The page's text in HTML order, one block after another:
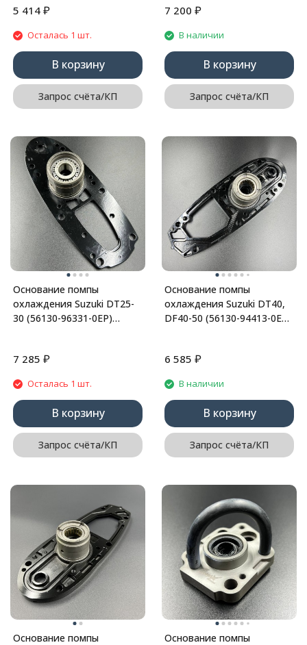
5 414 ₽
Осталась 1 шт.
В корзину
Запрос счёта/КП
7 200 ₽
В наличии
В корзину
Запрос счёта/КП
Основание помпы
охлаждения Suzuki DT25-
30 (56130-96331-0EP)
7 285 ₽
Осталась 1 шт.
В корзину
Запрос счёта/КП
Основание помпы
охлаждения Suzuki DT40,
DF40-50 (56130-94413-0EP)
6 585 ₽
В наличии
В корзину
Запрос счёта/КП
Основание помпы
Основание помпы